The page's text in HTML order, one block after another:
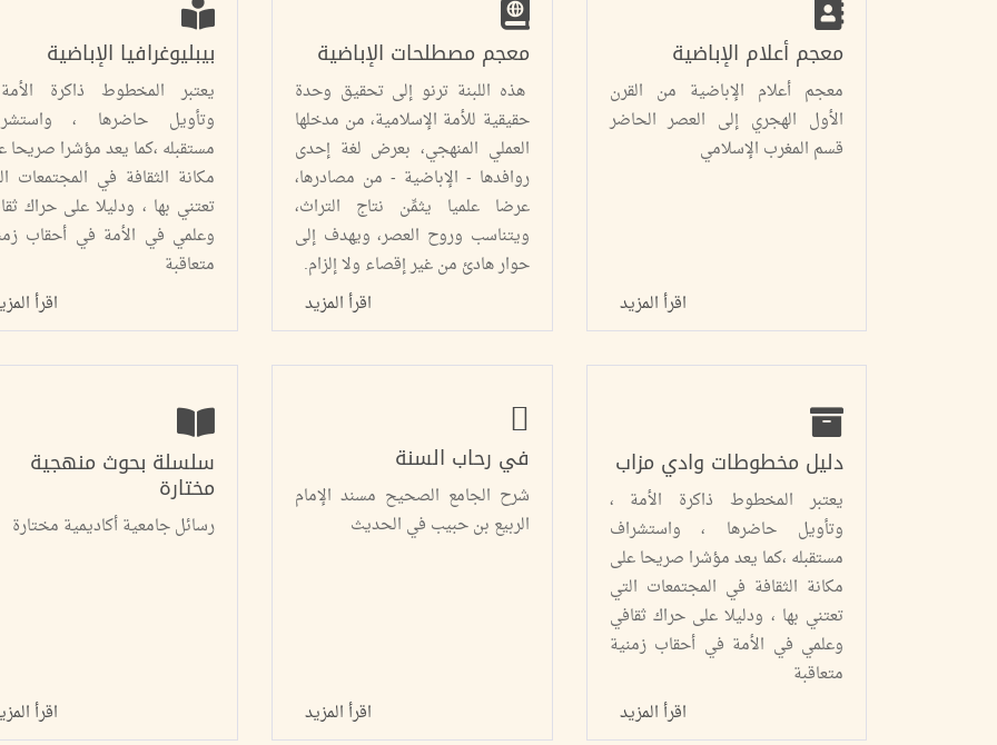
معجم أعلام الإباضية
معجم أعلام الإباضية من القرن
الأول الهجري إلى العصر الحاضر
قسم المغرب الإسلامي
اقرأ المزيد
معجم مصطلحات الإباضية
هذه اللبنة ترنو إلى تحقيق وحدة
حقيقية للأمة الإسلامية، من مدخلها
العملي المنهجي، بعرض لغة إحدى
روافدها - الإباضية - من مصادرها،
عرضا علميا يثمِّن نتاج التراث،
ويتناسب وروح العصر، ويهدف إلى
حوار هادئ من غير إقصاء ولا إلزام.
اقرأ المزيد
بيبليوغرافيا الإباضية
يعتبر المخطوط ذاكرة
وتأويل حاضرها ،
مستقبله ،كما يعد مؤشرا صريحا
مكانة الثقافة في المجتمعات
تعتني بها ، ودليلا على حراك
وعلمي في الأمة في أحقاب
متعاقبة
اقرأ
دليل مخطوطات وادي مزاب
يعتبر المخطوط ذاكرة الأمة ،
وتأويل حاضرها ، واستشراف
مستقبله ،كما يعد مؤشرا صريحا على
مكانة الثقافة في المجتمعات التي
تعتني بها ، ودليلا على حراك ثقافي
وعلمي في الأمة في أحقاب زمنية
متعاقبة
اقرأ المزيد
في رحاب السنة
شرح الجامع الصحيح مسند الإمام
الربيع بن حبيب في الحديث
اقرأ المزيد
سلسلة بحوث منهجية
مختارة
رسائل جامعية أكاديمية مختارة
اقرأ